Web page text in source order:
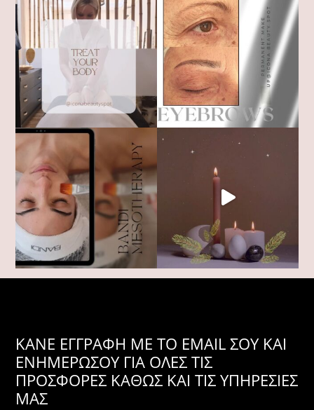
KANE ΕΓΓΡΑΦΗ ΜΕ ΤΟ EMAIL ΣΟΥ ΚΑΙ
ΕΝΗΜΕΡΩΣΟΥ ΓΙΑ ΟΛΕΣ ΤΙΣ
ΠΡΟΣΦΟΡΕΣ ΚΑΘΩΣ ΚΑΙ ΤΙΣ ΥΠΗΡΕΣΙΕΣ
ΜΑΣ